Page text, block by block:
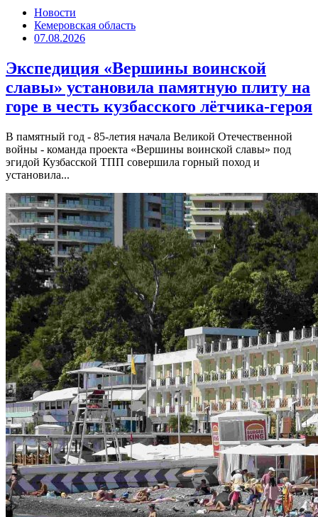
Новости
Кемеровская область
07.08.2026
Экспедиция «Вершины воинской
славы» установила памятную плиту на
горе в честь кузбасского лётчика-героя
В памятный год - 85-летия начала Великой Отечественной
войны - команда проекта «Вершины воинской славы» под
эгидой Кузбасской ТПП совершила горный поход и
установила...